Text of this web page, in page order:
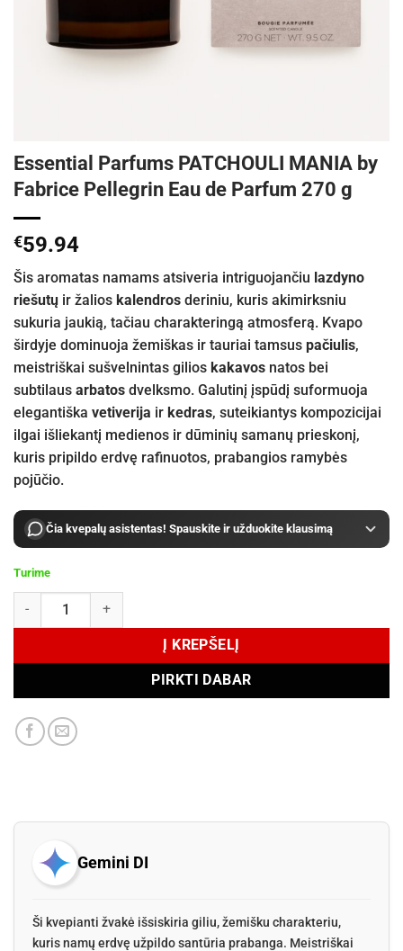
Essential Parfums PATCHOULI MANIA by
Fabrice Pellegrin Eau de Parfum 270 g
€59.94
Šis aromatas namams atsiveria intriguojančiu lazdyno
riešutų ir žalios kalendros deriniu, kuris akimirksniu
sukuria jaukią, tačiau charakteringą atmosferą. Kvapo
širdyje dominuoja žemiškas ir tauriai tamsus pačiulis,
meistriškai sušvelnintas gilios kakavos natos bei
subtilaus arbatos dvelksmo. Galutinį įspūdį suformuoja
elegantiška vetiverija ir kedras, suteikiantys kompozicijai
ilgai išliekantį medienos ir dūminių samanų prieskonį,
kuris pripildo erdvę rafinuotos, prabangios ramybės
pojūčio.
Čia kvepalų asistentas! Spauskite ir užduokite klausimą
Turime
produkto kiekis: Essential Parfums PATCHOULI MANIA by Fabrice
Į KREPŠELĮ
PIRKTI DABAR
Gemini DI
Ši kvepianti žvakė išsiskiria giliu, žemišku charakteriu,
kuris namų erdvę užpildo santūria prabanga. Meistriškai